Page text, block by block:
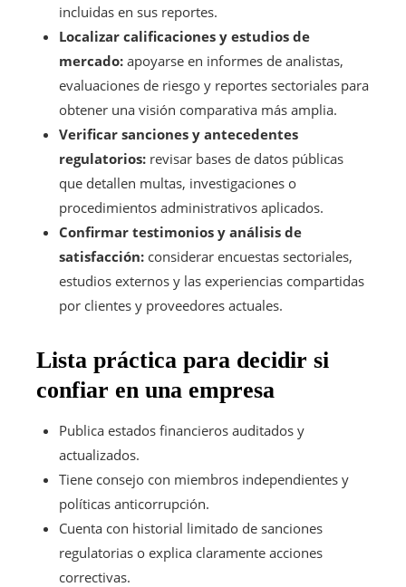
incluidas en sus reportes.
Localizar calificaciones y estudios de
mercado: apoyarse en informes de analistas,
evaluaciones de riesgo y reportes sectoriales para
obtener una visión comparativa más amplia.
Verificar sanciones y antecedentes
regulatorios: revisar bases de datos públicas
que detallen multas, investigaciones o
procedimientos administrativos aplicados.
Confirmar testimonios y análisis de
satisfacción: considerar encuestas sectoriales,
estudios externos y las experiencias compartidas
por clientes y proveedores actuales.
Lista práctica para decidir si
confiar en una empresa
Publica estados financieros auditados y
actualizados.
Tiene consejo con miembros independientes y
políticas anticorrupción.
Cuenta con historial limitado de sanciones
regulatorias o explica claramente acciones
correctivas.